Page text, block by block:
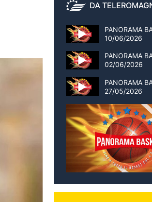
DA
PANORAMA
10/06/2026
PANORAMA
02/06/2026
PANORAMA
27/05/2026